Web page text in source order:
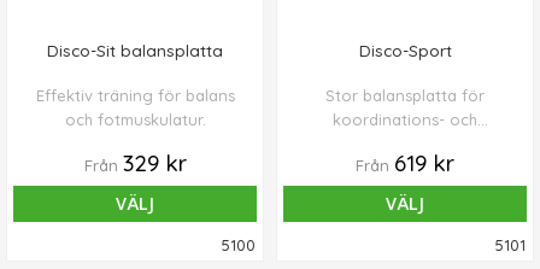
Disco-Sit balansplatta
Effektiv träning för balans
och fotmuskulatur.
Från 329 kr
VÄLJ
5100
Disco-Sport
Stor balansplatta för
koordinations- och
Från 619 kr
VÄLJ
5101